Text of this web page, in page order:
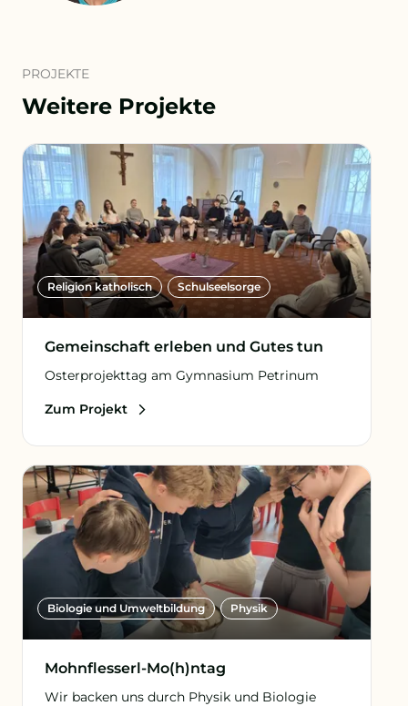
PROJEKTE
Weitere Projekte
Religion katholisch Schulseelsorge
Gemeinschaft erleben und Gutes tun
Osterprojekttag am Gymnasium Petrinum
Zum Projekt
Biologie und Umweltbildung Physik
Mohnflesserl-Mo(h)ntag
Wir backen uns durch Physik und Biologie